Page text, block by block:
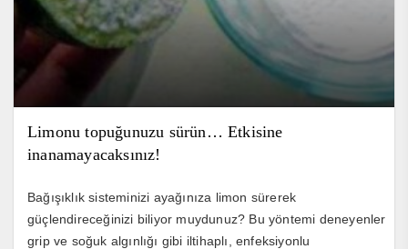
Limonu topuğunuzu sürün… Etkisine
inanamayacaksınız!
Bağışıklık sisteminizi ayağınıza limon sürerek
güçlendireceğinizi biliyor muydunuz? Bu yöntemi deneyenler
grip ve soğuk algınlığı gibi iltihaplı, enfeksiyonlu